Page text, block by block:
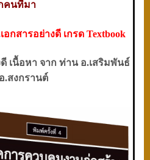
คนที่มา
เอกสารอย่างดี เกรด Textbook
ดี เนื้อหา จาก ท่าน อ.เสริมพันธ์
.สงกรานต์